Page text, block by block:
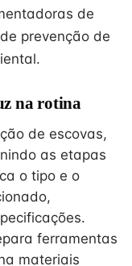
de
prevenção de
na rotina
de escovas,
as etapas
o tipo e o
ferramentas
materiais